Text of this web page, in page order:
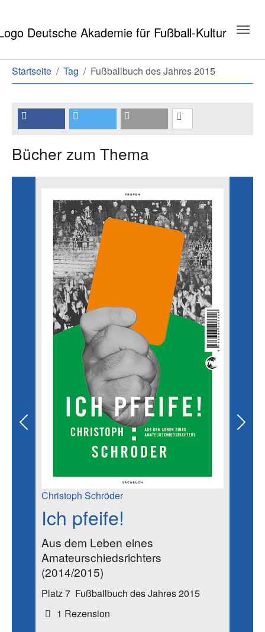
Sie sind hier:
Startseite Tag Fußballbuch des Jahres 2015
Bücher zum Thema
Christoph Schröder
Ich pfeife!
Aus dem Leben eines
Amateurschiedsrichters
(2014/2015)
Platz 7 Fußballbuch des Jahres 2015
1 Rezension
Previous Next